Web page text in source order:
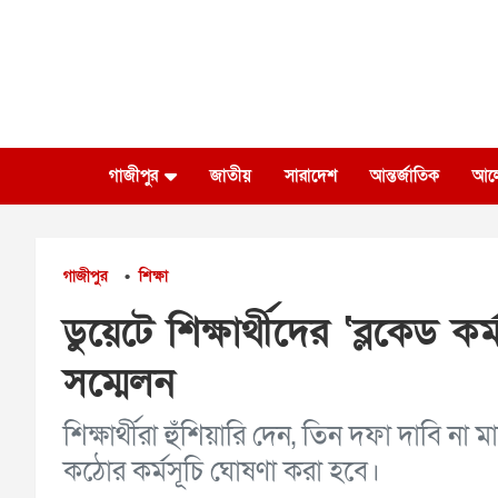
গাজীপুর জাতীয় সারাদেশ আন্তর্জাতিক
গাজীপুর • শিক্ষা
ডুয়েটে শিক্ষার্থীদের ‘ব্লকেড
সম্মেলন
শিক্ষার্থীরা হুঁশিয়ারি দেন, তিন দফা দাবি
কঠোর কর্মসূচি ঘোষণা করা হবে।